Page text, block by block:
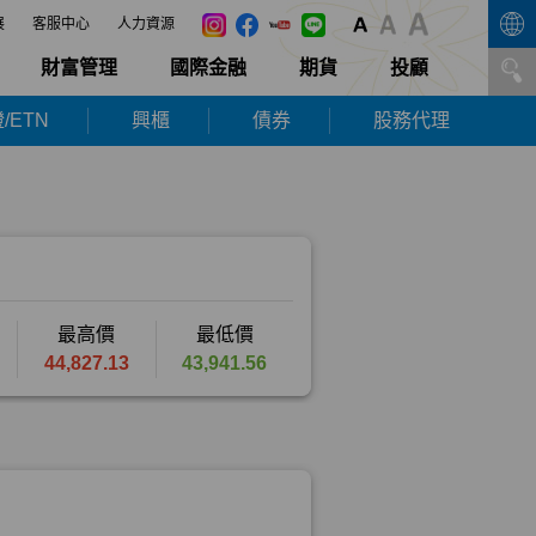
客服中心 人力資源
財富管理 國際金融 期貨 投顧
ETN 興櫃 債券 股務代理